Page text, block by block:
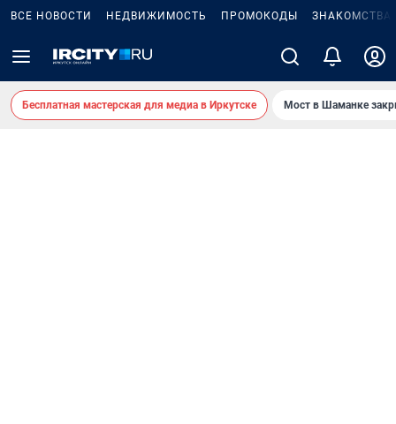
ВСЕ НОВОСТИ НЕДВИЖИМОСТЬ ПРОМОКОДЫ ЗНАКОМСТВА
Бесплатная мастерская для медиа в Иркутске Мост в Шаманке